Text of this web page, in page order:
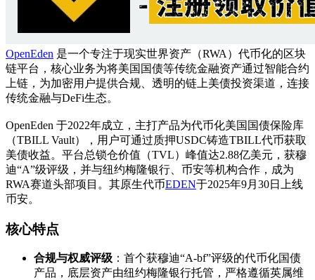
OpenEden 是一个专注于现实世界资产（RWA）代币化的区块
链平台，核心业务为将美国国债等传统金融资产通过智能合约
上链，为加密用户提供合规、透明的链上美债投资渠道，连接
传统金融与DeFi生态。
OpenEden 于2022年成立，主打产品为代币化美国国债保险库
（TBILL Vault），用户可通过质押USDC铸造TBILL代币获取
美债收益。平台总锁仓价值（TVL）峰值达2.88亿美元，获穆
迪“A”级评级，并与纽约梅隆银行、币安等机构合作，成为
RWA赛道头部项目。其原生代币EDEN于2025年9月30日上线
币安。
​核心特点​
​合规与权威评级​ ​：首个获穆迪“A-bf”评级的代币化国债
产品，底层资产由纽约梅隆银行托管，严格遵循英属维